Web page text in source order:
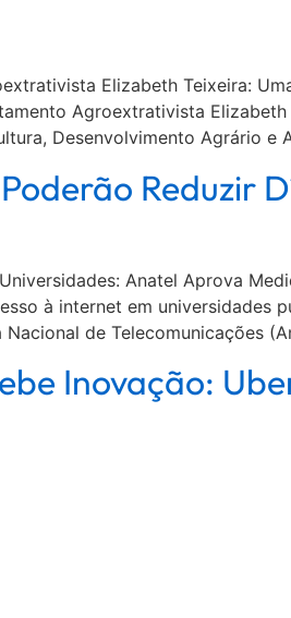
Elizabeth Teixeira:
Agroextrativista
Desenvolvimento Agrário
Reduzir
Anatel Aprova
à internet em universidades
de Telecomunicações
Inovação: